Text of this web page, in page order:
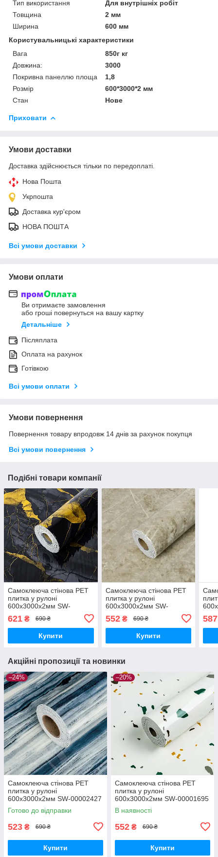
Тип використання
Для внутрішніх робіт
Товщина
2 мм
Ширина
600 мм
Користувальницькі характеристики
Вага
850г кг
Довжина:
3000
Покривна панеллю площа
1,8
Розмір
600*3000*2 мм
Стан
Нове
Приховати
Умови доставки
Доставка здійснюється тільки по передоплаті.
Нова Пошта
Укрпошта
Доставка кур'єром
НОВА ПОШТА
Всі умови доставки
Умови оплати
Ви отримаєте замовлення
або гроші повернуться на вашу картку
Детальніше
Післяплата
Оплата на рахунок
Готівкою
Всі умови оплати
Умови повернення
Повернення товару впродовж 14 днів за рахунок покупця
Всі умови повернення
Подібні товари компанії
Самоклеюча стінова PET
плитка у рулоні
600х3000х2мм SW-
621 ₴ 690 ₴
Купити
Самоклеюча стінова PET
плитка у рулоні
600х3000х2мм SW-
552₴ 690 ₴
Купити
587
Акційні пропозиції та новинки
–24%
Самоклеюча стінова PET
плитка у рулоні
600х3000х2мм SW-00002427
Готово до відправки
523 ₴ 690 ₴
Купити
–20%
Самоклеюча стінова PET
плитка у рулоні
600х3000х2мм SW-00001695
В наявності
552 ₴ 690 ₴
Купити